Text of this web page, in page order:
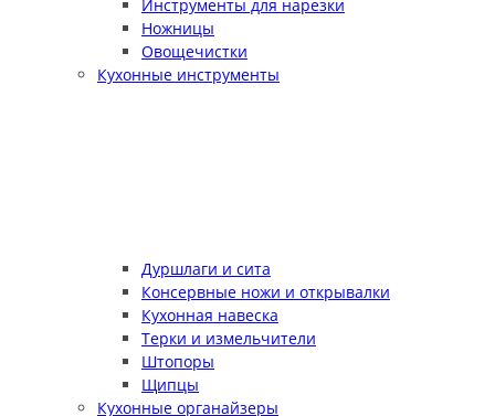
Инструменты для нарезки
Ножницы
Овощечистки
Кухонные инструменты
Дуршлаги и сита
Консервные ножи и открывалки
Кухонная навеска
Терки и измельчители
Штопоры
Щипцы
Кухонные органайзеры